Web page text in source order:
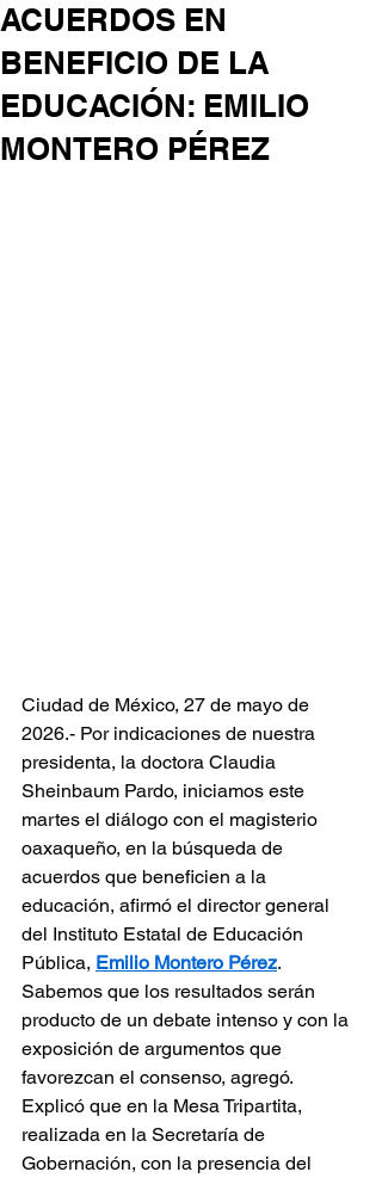
ACUERDOS EN
BENEFICIO DE LA
EDUCACIÓN: EMILIO
MONTERO PÉREZ
Ciudad de México, 27 de mayo de
2026.- Por indicaciones de nuestra
presidenta, la doctora Claudia
Sheinbaum Pardo, iniciamos este
martes el diálogo con el magisterio
oaxaqueño, en la búsqueda de
acuerdos que beneficien a la
educación, afirmó el director general
del Instituto Estatal de Educación
Pública, Emilio Montero Pérez.
Sabemos que los resultados serán
producto de un debate intenso y con la
exposición de argumentos que
favorezcan el consenso, agregó.
Explicó que en la Mesa Tripartita,
realizada en la Secretaría de
Gobernación, con la presencia del